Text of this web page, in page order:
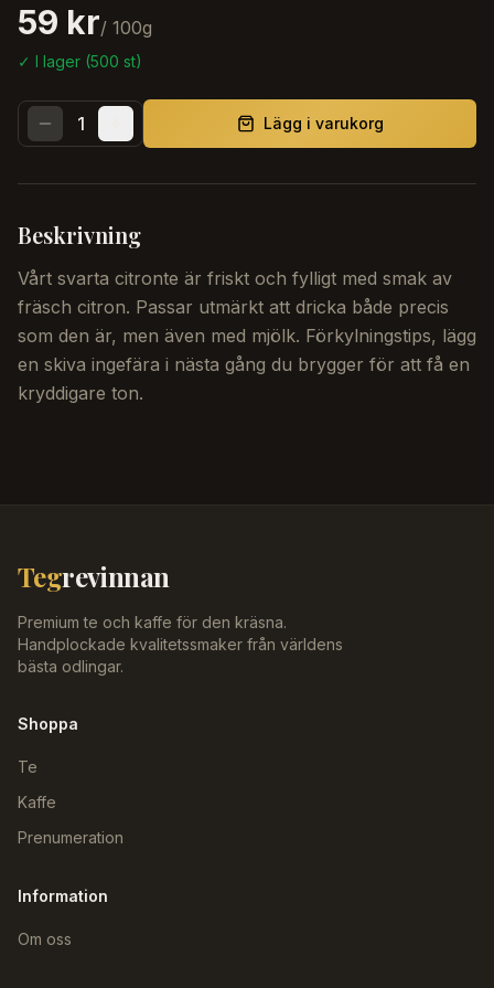
59 kr/ 100g
✓ I lager (500 st)
1 Lägg i varukorg
Beskrivning
Vårt svarta citronte är friskt och fylligt med smak av
fräsch citron. Passar utmärkt att dricka både precis
som den är, men även med mjölk. Förkylningstips, lägg
en skiva ingefära i nästa gång du brygger för att få en
kryddigare ton.
Tegrevinnan
Premium te och kaffe för den kräsna.
Handplockade kvalitetssmaker från världens
bästa odlingar.
Shoppa
Te
Kaffe
Prenumeration
Information
Om oss